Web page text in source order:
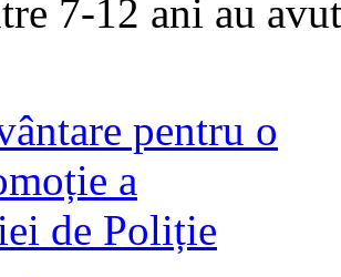
7-12 ani au